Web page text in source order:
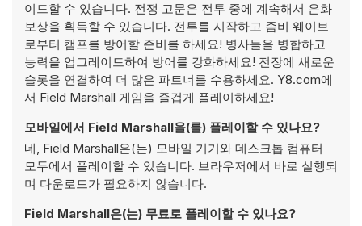
이드할 수 있습니다. 전쟁 고문은 전투 중에 계속해서 은화
보상을 획득할 수 있습니다. 전투를 시작하고 좀비 웨이브
로부터 캠프를 방어할 준비를 하세요! 병사들을 병합하고
능력을 업그레이드하여 방어를 강화하세요! 전장에 새로운
슬롯을 연결하여 더 많은 파트너를 수용하세요. Y8.com에
서 Field Marshall 게임을 즐겁게 플레이하세요!
모바일에서 Field Marshall을(를) 플레이할 수 있나요?
네, Field Marshall은(는) 모바일 기기와 데스크톱 컴퓨터
모두에서 플레이할 수 있습니다. 브라우저에서 바로 실행되
며 다운로드가 필요하지 않습니다.
Field Marshall은(는) 무료로 플레이할 수 있나요?